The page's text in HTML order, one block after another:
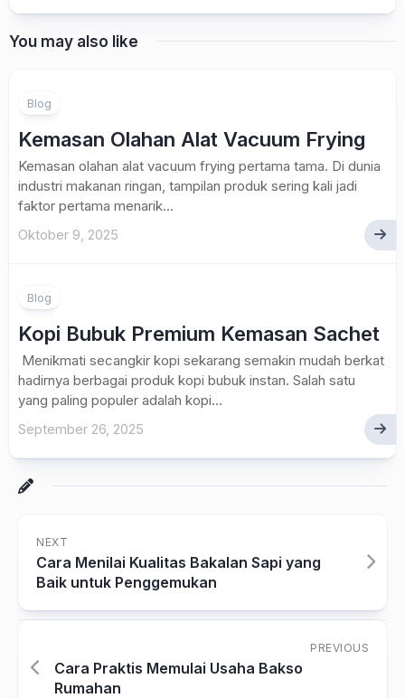
You may also like
Blog
Kemasan Olahan Alat Vacuum Frying
Kemasan olahan alat vacuum frying pertama tama. Di dunia
industri makanan ringan, tampilan produk sering kali jadi
faktor pertama menarik...
Oktober 9, 2025
Blog
Kopi Bubuk Premium Kemasan Sachet
Menikmati secangkir kopi sekarang semakin mudah berkat
hadirnya berbagai produk kopi bubuk instan. Salah satu
yang paling populer adalah kopi...
September 26, 2025
NEXT
Cara Menilai Kualitas Bakalan Sapi yang
Baik untuk Penggemukan
PREVIOUS
Cara Praktis Memulai Usaha Bakso
Rumahan